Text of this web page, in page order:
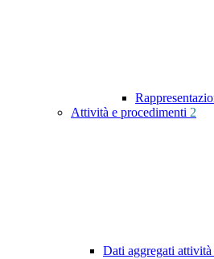
Attività e procedimenti 2
Dati aggregati